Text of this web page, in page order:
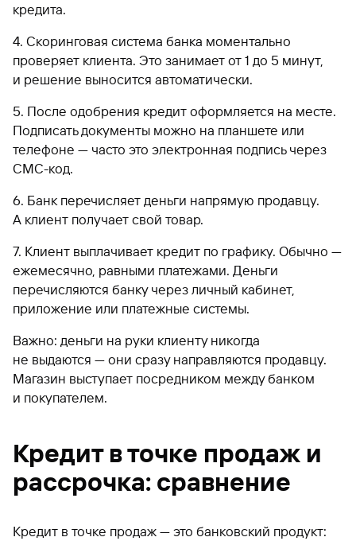
кредита.
4. Скоринговая система банка моментально
проверяет клиента. Это занимает от 1 до 5 минут,
и решение выносится автоматически.
5. После одобрения кредит оформляется на месте.
Подписать документы можно на планшете или
телефоне — часто это электронная подпись через
СМС-код.
6. Банк перечисляет деньги напрямую продавцу.
А клиент получает свой товар.
7. Клиент выплачивает кредит по графику. Обычно —
ежемесячно, равными платежами. Деньги
перечисляются банку через личный кабинет,
приложение или платежные системы.
Важно: деньги на руки клиенту никогда
не выдаются — они сразу направляются продавцу.
Магазин выступает посредником между банком
и покупателем.
Кредит в точке продаж и
рассрочка: сравнение
Кредит в точке продаж — это банковский продукт: